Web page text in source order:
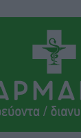
πριν 15 ώρες
Ξεκίνησαν
“πτήση”
πριν 15 ώρες